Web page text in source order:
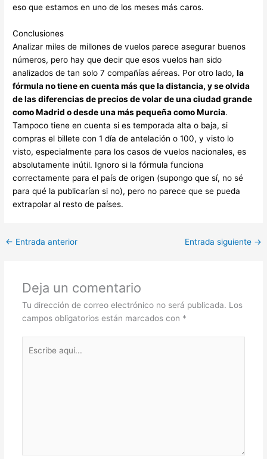
eso que estamos en uno de los meses más caros.
Conclusiones
Analizar miles de millones de vuelos parece asegurar buenos
números, pero hay que decir que esos vuelos han sido
analizados de tan solo 7 compañías aéreas. Por otro lado,la
fórmula no tiene en cuenta más que la distancia, y se olvida
de las diferencias de precios de volar de una ciudad grande
como Madrid o desde una más pequeña como Murcia.
Tampoco tiene en cuenta si es temporada alta o baja, si
compras el billete con 1 día de antelación o 100, y visto lo
visto, especialmente para los casos de vuelos nacionales, es
absolutamente inútil. Ignoro si la fórmula funciona
correctamente para el país de origen (supongo que sí, no sé
para qué la publicarían si no), pero no parece que se pueda
extrapolar al resto de países.
← Entrada anterior Entrada siguiente →
Deja un comentario
Tu dirección de correo electrónico no será publicada. Los
campos obligatorios están marcados con *
aquí...